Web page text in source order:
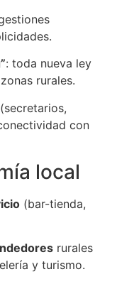
: toda nueva ley
rurales.
(secretarios,
con
local
(bar-tienda,
rurales
y turismo.